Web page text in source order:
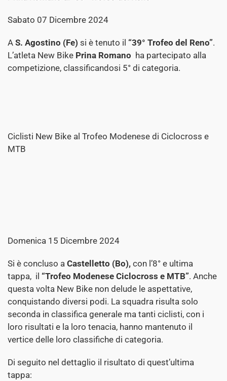
Sabato 07 Dicembre 2024
A S. Agostino (Fe) si è tenuto il “39° Trofeo del Reno”.
L’atleta New Bike Prina Romano ha partecipato alla
competizione, classificandosi 5° di categoria.
Ciclisti New Bike al Trofeo Modenese di Ciclocross e
MTB
Domenica 15 Dicembre 2024
Si è concluso a Castelletto (Bo), con l’8° e ultima
tappa, il “Trofeo Modenese Ciclocross e MTB”. Anche
questa volta New Bike non delude le aspettative,
conquistando diversi podi. La squadra risulta solo
seconda in classifica generale ma tanti ciclisti, con i
loro risultati e la loro tenacia, hanno mantenuto il
vertice delle loro classifiche di categoria.
Di seguito nel dettaglio il risultato di quest’ultima
tappa: